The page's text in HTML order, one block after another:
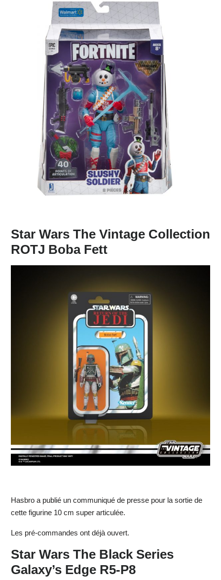
Star Wars The Vintage Collection
ROTJ Boba Fett
Hasbro a publié un communiqué de presse pour la sortie de
cette figurine 10 cm super articulée.
Les pré-commandes ont déjà ouvert.
Star Wars The Black Series
Galaxy’s Edge R5-P8